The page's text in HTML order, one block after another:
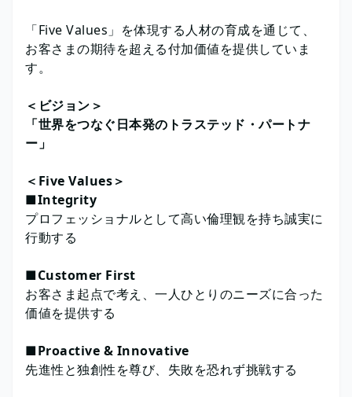
「Five Values」を体現する人材の育成を通じて、
お客さまの期待を超える付加価値を提供していま
す。
＜ビジョン＞
「世界をつなぐ日本発のトラステッド・パートナ
ー」
＜Five Values＞
■Integrity
プロフェッショナルとして高い倫理観を持ち誠実に
行動する
■Customer First
お客さま起点で考え、一人ひとりのニーズに合った
価値を提供する
■Proactive & Innovative
先進性と独創性を尊び、失敗を恐れず挑戦する